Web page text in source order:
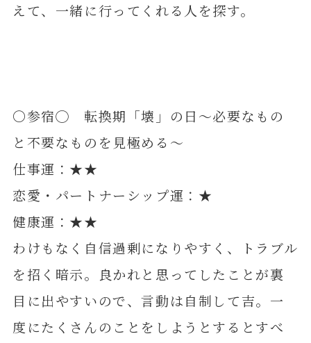
えて、一緒に行ってくれる人を探す。
〇参宿◯ 転換期「壊」の日～必要なもの
と不要なものを見極める～
仕事運：★★
恋愛・パートナーシップ運：★
健康運：★★
わけもなく自信過剰になりやすく、トラブル
を招く暗示。良かれと思ってしたことが裏
目に出やすいので、言動は自制して吉。一
度にたくさんのことをしようとするとすべ